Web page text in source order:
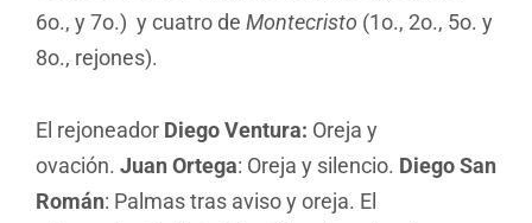
6o., y 7o.) y cuatro de Montecristo (1o., 2o., 5o. y
8o., rejones).
El rejoneador Diego Ventura: Oreja y
ovación. Juan Ortega: Oreja y silencio. Diego San
Román: Palmas tras aviso y oreja. El